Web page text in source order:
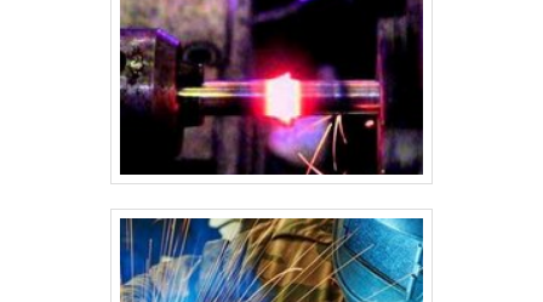
antes de ser transportado para o local de instalação. 9. Transporte
e Instalação Após a conclusão da fabricação, o silo é transportado
para o local de instalação. Em muitos casos, ele pode ser
desmontado em partes para facilitar o transporte. A instalação
concreto ou estrutura de apoio. Montagem final no local: Reunião
de todas as partes do silo no local de instalação, incluindo a
fixação na base, a instalação de sistemas de carregamento e
descarga, e a conexão com a rede elétrica ou de ventilação, se